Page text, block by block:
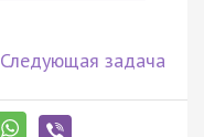
Следующая задача